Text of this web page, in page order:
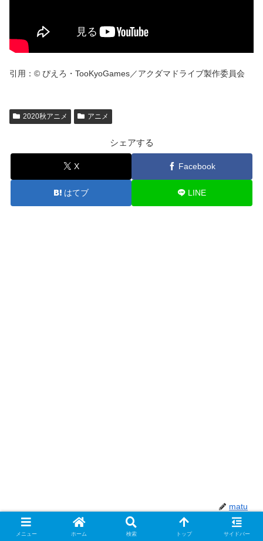
引用：© ぴえろ・TooKyoGames／アクダマドライブ製作委員会
2020秋アニメ アニメ
シェアする
X Facebook
はてブ LINE
matu
メニュー ホーム 検索 トップ サイドバー